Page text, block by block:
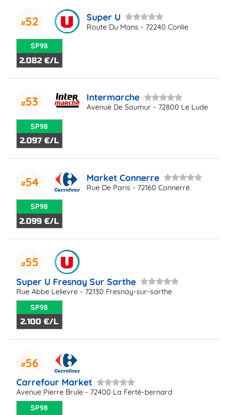
52 Super U
Route Du Mans - 72240 Conlie
SP98
2.082 €/L
53 Intermarche
Avenue De Saumur - 72800 Le Lude
SP98
2.097 €/L
54 Market Connerre
Rue De Paris - 72160 Connerré
SP98
2.099 €/L
55
Super U Fresnay Sur Sarthe
Rue Abbe Lelievre - 72130 Fresnay-sur-sarthe
SP98
2.100 €/L
56
Carrefour Market
Avenue Pierre Brule - 72400 La Ferté-bernard
SP98